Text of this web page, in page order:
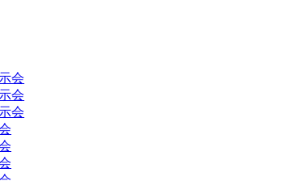
会
会
会